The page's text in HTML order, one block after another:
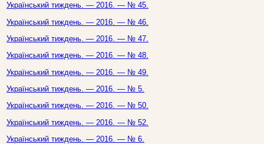
Український тиждень. — 2016. — № 45.
Український тиждень. — 2016. — № 46.
Український тиждень. — 2016. — № 47.
Український тиждень. — 2016. — № 48.
Український тиждень. — 2016. — № 49.
Український тиждень. — 2016. — № 5.
Український тиждень. — 2016. — № 50.
Український тиждень. — 2016. — № 52.
Український тиждень. — 2016. — № 6.